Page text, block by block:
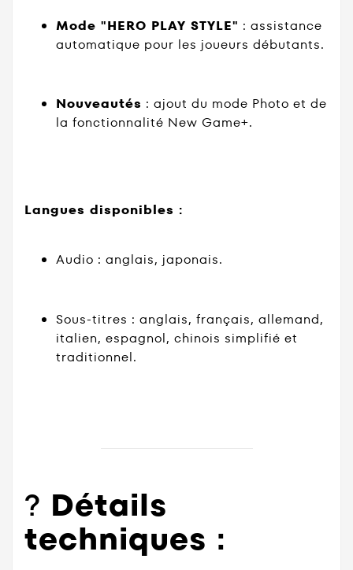
Mode "HERO PLAY STYLE" : assistance
automatique pour les joueurs débutants.
Nouveautés : ajout du mode Photo et de
la fonctionnalité New Game+.
Langues disponibles :
Audio : anglais, japonais.
Sous-titres : anglais, français, allemand,
italien, espagnol, chinois simplifié et
traditionnel.
? Détails
techniques :